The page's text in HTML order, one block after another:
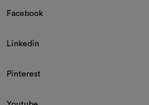
Facebook
Linkedin
Pinterest